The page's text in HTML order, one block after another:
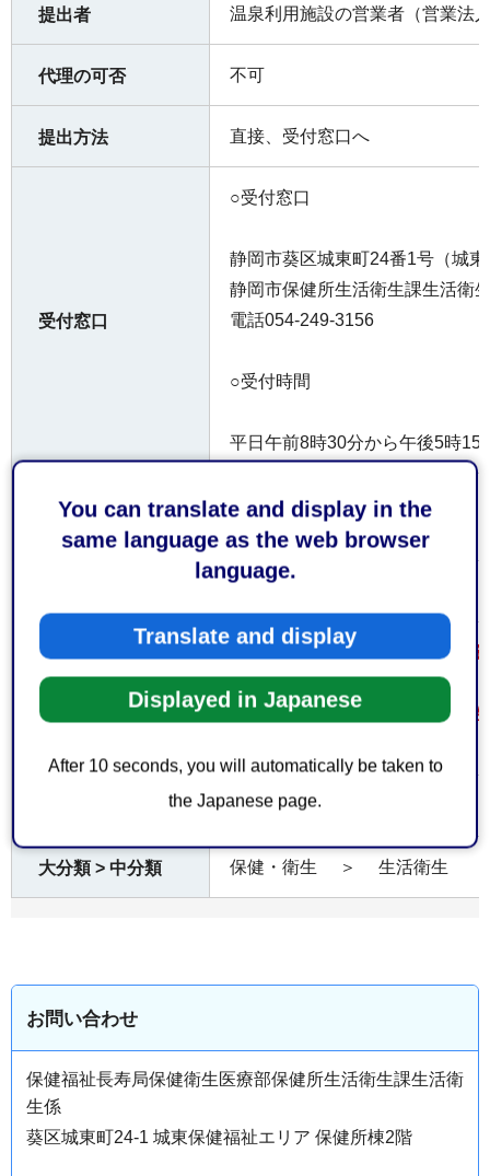
You can translate and display in the
same language as the web browser
language.
Translate and display
Displayed in Japanese
After 10 seconds, you will automatically be taken to
the Japanese page.
提出者 温泉利用施設の営業者（営業法
代理の可否 不可
提出方法 直接、受付窓口へ
受付窓口
○受付窓口
静岡市葵区城東町24番1号（城
静岡市保健所生活衛生課生活衛
電話054-249-3156
○受付時間
平日午前8時30分から午後5時15
お持ちしていただ
くもの
なし
温泉成分分析書の写しは、分析
用意ください。
その他、御不明な点は、保健所
なし
大分類 > 中分類 保健・衛生 ＞ 生活衛生
お問い合わせ
保健福祉長寿局保健衛生医療部保健所生活衛生課生活衛
生係
葵区城東町24-1 城東保健福祉エリア 保健所棟2階